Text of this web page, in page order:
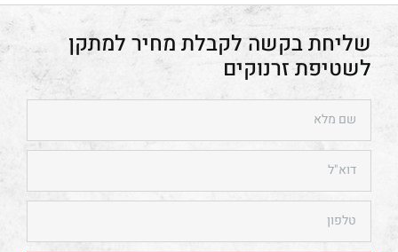
מתקן
לשטיפת זרנוקים